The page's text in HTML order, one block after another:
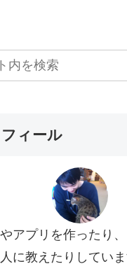
ィール
アプリを作ったり、
に教えたりしてい